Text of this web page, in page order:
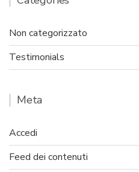
Non categorizzato
Testimonials
Meta
Accedi
Feed dei contenuti